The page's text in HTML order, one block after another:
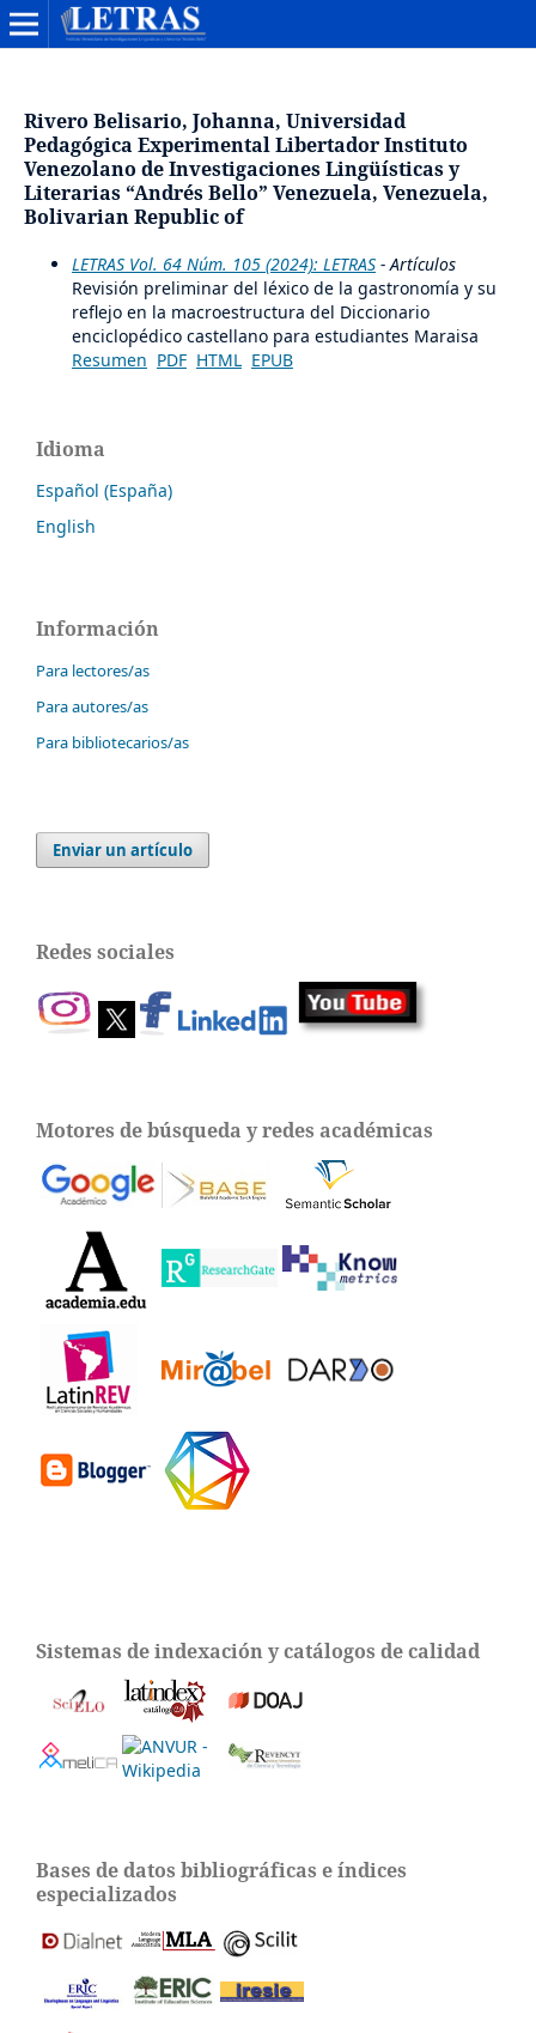
Rivero Belisario, Johanna, Universidad
Pedagógica Experimental Libertador Instituto
Venezolano de Investigaciones Lingüísticas y
Literarias “Andrés Bello” Venezuela, Venezuela,
Bolivarian Republic of
LETRAS Vol. 64 Núm. 105 (2024): LETRAS- Artículos
Revisión preliminar del léxico de la gastronomía y su
reflejo en la macroestructura del Diccionario
enciclopédico castellano para estudiantes Maraisa
Resumen PDF HTML EPUB
Idioma
Español (España)
English
Información
Para lectores/as
Para autores/as
Para bibliotecarios/as
Enviar un artículo
Redes sociales
Motores de búsqueda y redes académicas
Sistemas de indexación y catálogos de calidad
Bases de datos bibliográficas e índices
especializados